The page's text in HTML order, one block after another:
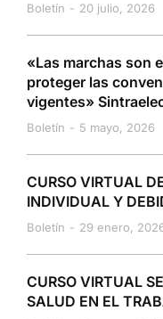
Boletín 20 julio, 2026
«Las marchas son
proteger las
vigentes»
Boletín 5 mayo, 2026
CURSO VIRTUAL
INDIVIDUAL Y
Boletín 29 enero,
CURSO VIRTUAL
SALUD EN EL